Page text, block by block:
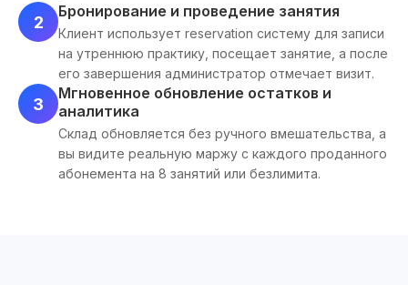
2
Бронирование и проведение занятия
Клиент использует reservation систему для записи
на утреннюю практику, посещает занятие, а после
его завершения администратор отмечает визит.
3
Мгновенное обновление остатков и
аналитика
Склад обновляется без ручного вмешательства, а
вы видите реальную маржу с каждого проданного
абонемента на 8 занятий или безлимита.